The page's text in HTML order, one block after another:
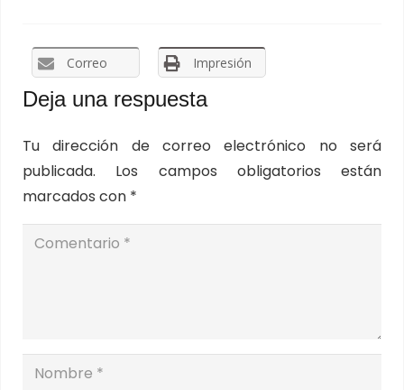
Correo Impresión
Deja una respuesta
Tu dirección de correo electrónico no será
publicada.
Los campos obligatorios están
marcados con *